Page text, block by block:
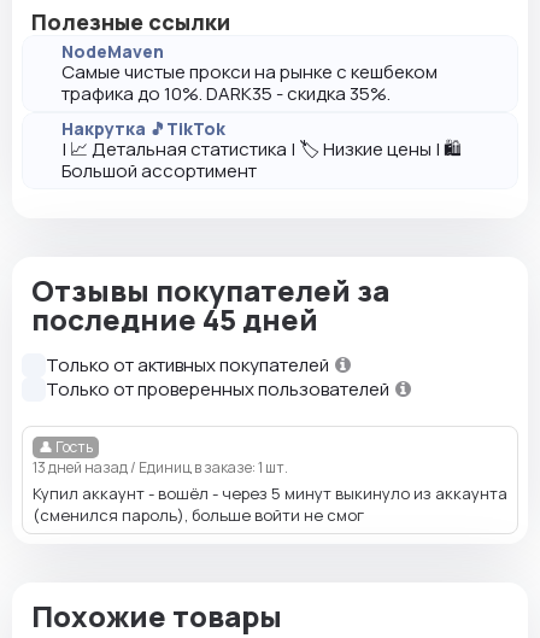
Полезные ссылки
NodeMaven
Самые чистые прокси на рынке с кешбеком
трафика до 10%. DARK35 - скидка 35%.
Накрутка 🎵TikTok
| 📈 Детальная статистика | 🏷️ Низкие цены | 🛍️
Большой ассортимент
Отзывы покупателей за
последние 45 дней
Только от активных покупателей
Только от проверенных пользователей
👤 Гость
13 дней назад/ Единиц в заказе: 1 шт.
Купил аккаунт - вошёл - через 5 минут выкинуло из аккаунта
(сменился пароль), больше войти не смог
Похожие товары